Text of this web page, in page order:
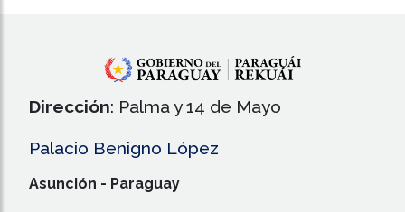
Dirección: Palma y 14 de Mayo
Palacio Benigno López
Asunción - Paraguay